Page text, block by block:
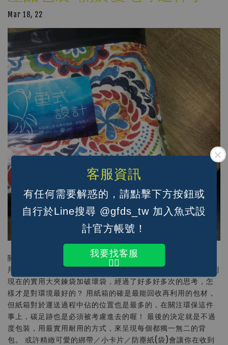
客服資訊
有任何需要解惑的，請點擊下方按鈕或
自行於Line搜尋 @gfds_tw 加入魚式設
計官方帳號！
我要找客服
👆🏽
Mar 18, 22
關於愛地球這件事 你希望收到的商品，是包裝精美的，還是實
用的？ 魚式設計誕生3年了(好快)，從剛開始的紙盒包裝，再到
現在的實用大夾鍊袋加破壞袋，經過了好多好多次的思考，怎
樣才是對環境最好的？ 用紙箱的確是最能回收再利用的包材，
但紙箱對於運送過程中佔的位置也是最多的，在關注環保這件
事上，碳足跡也是必須被考慮進去的喔！ 最後的決定就是不過
度包裝，用最實用耐用的方式，來呈現每個都獨一無二的背
包。 或許精緻可愛的綁帶／小卡片／防塵紙(袋)會讓你在收到